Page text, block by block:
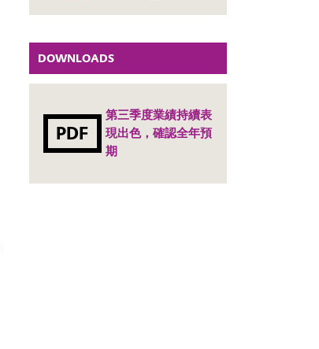
DOWNLOADS
PDF
第三季度業績持續表
現出色，確認全年預
期